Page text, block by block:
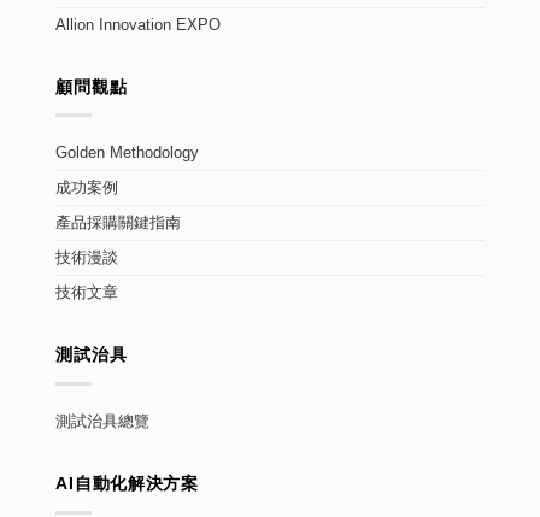
Allion Innovation EXPO
顧問觀點
Golden Methodology
成功案例
產品採購關鍵指南
技術漫談
技術文章
測試治具
測試治具總覽
AI自動化解決方案